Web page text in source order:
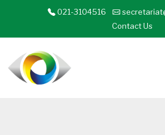
021-3104516
Contact Us